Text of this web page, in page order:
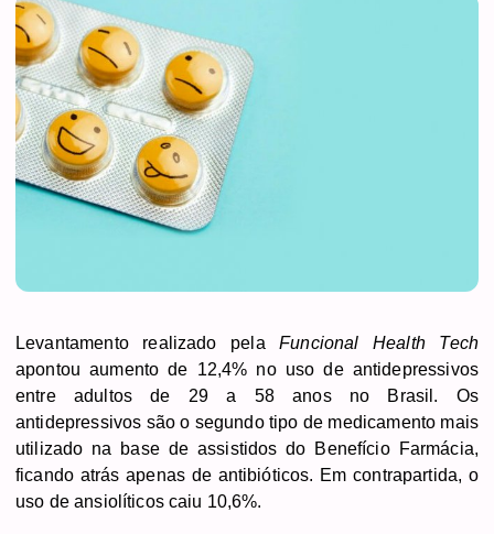
Levantamento realizado pelaFuncional Health Tech
apontou aumento de 12,4% no uso de antidepressivos
entre adultos de 29 a 58 anos no Brasil. Os
antidepressivos são o segundo tipo de medicamento mais
utilizado na base de assistidos do Benefício Farmácia,
ficando atrás apenas de antibióticos. Em contrapartida, o
uso de ansiolíticos caiu 10,6%.